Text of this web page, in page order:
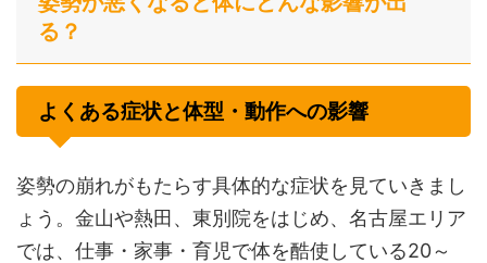
る？
よくある症状と体型・動作への影響
姿勢の崩れがもたらす具体的な症状を見ていきまし
ょう。金山や熱田、東別院をはじめ、名古屋エリア
では、仕事・家事・育児で体を酷使している20～